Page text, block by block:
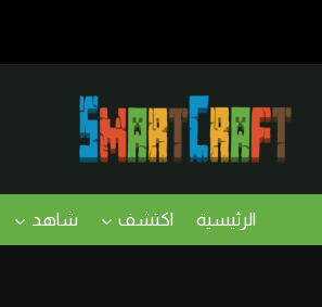
الرئيسية اكتشف شاهد